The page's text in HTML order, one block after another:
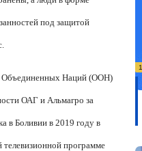
под защитой
Объединенных Наций (ООН)
ОАГ и Альмагро за
в Боливии в 2019 году в
программе